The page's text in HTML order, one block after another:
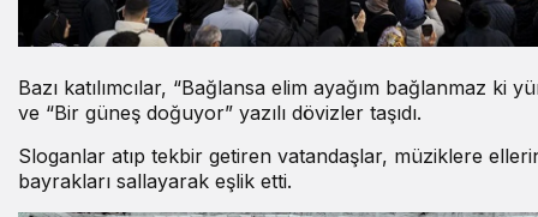
Bazı katılımcılar, “Bağlansa elim ayağım bağlanmaz ki
ve “Bir güneş doğuyor” yazılı dövizler taşıdı.
Sloganlar atıp tekbir getiren vatandaşlar, müziklere
bayrakları sallayarak eşlik etti.